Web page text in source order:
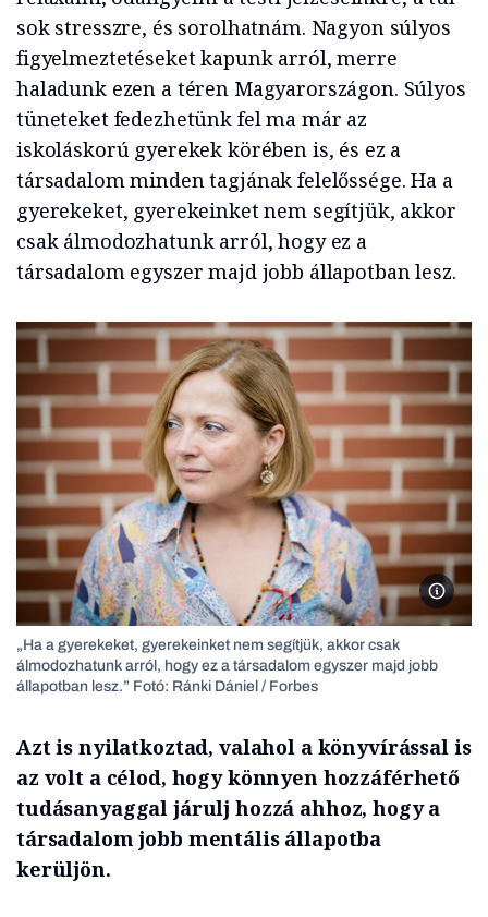
sok stresszre, és sorolhatnám. Nagyon súlyos
figyelmeztetéseket kapunk arról, merre
haladunk ezen a téren Magyarországon. Súlyos
tüneteket fedezhetünk fel ma már az
iskoláskorú gyerekek körében is, és ez a
társadalom minden tagjának felelőssége. Ha a
gyerekeket, gyerekeinket nem segítjük, akkor
csak álmodozhatunk arról, hogy ez a
társadalom egyszer majd jobb állapotban lesz.
„Ha a gyerekeket, gyerekeinket nem segítjük, akkor csak
álmodozhatunk arról, hogy ez a társadalom egyszer majd jobb
állapotban lesz.” Fotó: Ránki Dániel / Forbes
Azt is nyilatkoztad, valahol a könyvírással is
az volt a célod, hogy könnyen hozzáférhető
tudásanyaggal járulj hozzá ahhoz, hogy a
társadalom jobb mentális állapotba
kerüljön.